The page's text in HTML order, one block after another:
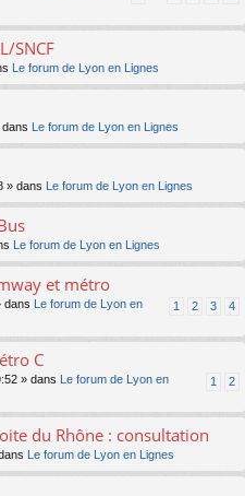
SNCF
Le forum de Lyon en Lignes
Le forum de Lyon en Lignes
» dans Le forum de Lyon en Lignes
Le forum de Lyon en Lignes
et métro
1 2 3 4
dans
Le forum de Lyon en
C
1 2
» dans
Le forum de Lyon en
du Rhône : consultation
Le forum de Lyon en Lignes